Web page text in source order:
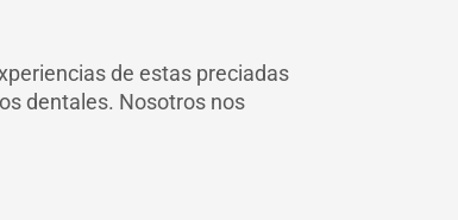
de estas preciadas
dentales. Nosotros nos